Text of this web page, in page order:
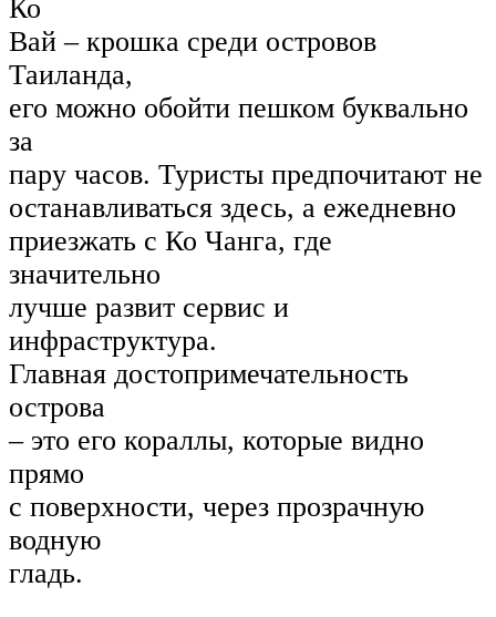
Ко
Вай – крошка среди островов
Таиланда,
его можно обойти пешком буквально
за
пару часов. Туристы предпочитают не
останавливаться здесь, а ежедневно
приезжать с Ко Чанга, где
значительно
лучше развит сервис и
инфраструктура.
Главная достопримечательность
острова
– это его кораллы, которые видно
прямо
с поверхности, через прозрачную
водную
гладь.